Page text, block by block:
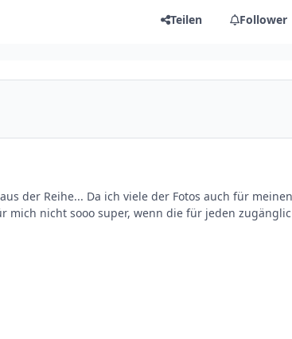
Teilen Follower
der Reihe... Da ich viele der Fotos auch für meinen
mich nicht sooo super, wenn die für jeden